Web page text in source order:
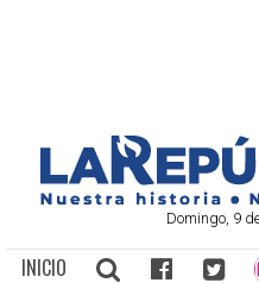
Domingo, 9
INICIO